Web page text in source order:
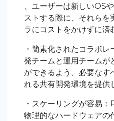
、ユーザーは新しいOS
ストする際に、それらを
ラにコストをかけずに済
・簡素化されたコラボ
発チームと運用チームが
ができるよう、必要なす
れる共有開発環境を提供
・スケーリングが容易：
物理的なハードウェアの